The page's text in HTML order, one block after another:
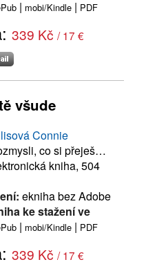
| mobi/Kindle | PDF
339 Kč / 17 €
všude
Connie
co si přeješ…
kniha, 504
ekniha bez Adobe
ke stažení ve
| mobi/Kindle | PDF
339 Kč / 17 €